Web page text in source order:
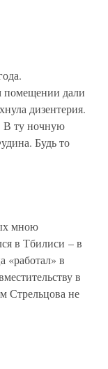
помещении дали
дизентерия.
В ту ночную
Будь то
мною
в Тбилиси – в
«работал» в
в
Стрельцова не